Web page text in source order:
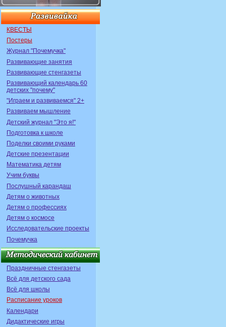
КВЕСТЫ
Постеры
Журнал "Почемучка"
Развивающие занятия
Развивающие стенгазеты
Развивающий календарь 60
детских "почему"
"Играем и развиваемся" 2+
Развиваем мышление
Детский журнал "Это я!"
Подготовка к школе
Поделки своими руками
Детские презентации
Математика детям
Учим буквы
Послушный карандаш
Детям о животных
Детям о профессиях
Детям о космосе
Исследовательские проекты
Почемучка
Праздничные стенгазеты
Всё для детского сада
Всё для школы
Расписание уроков
Календари
Дидактические игры